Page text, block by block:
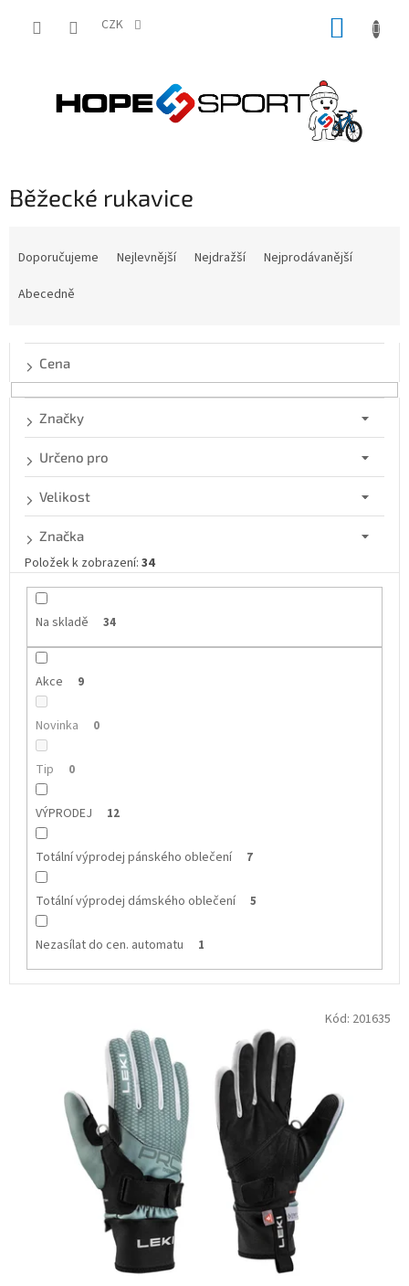
CZK
Běžecké rukavice
o
Doporučujeme Nejlevnější Nejdražší
Nejprodávanější
Abecedně
Cena
Na skladě 34
Akce 9
Novinka 0
Tip 0
VÝPRODEJ 12
Totální výprodej pánského oblečení 7
Totální výprodej dámského oblečení 5
Nezasílat do cen. automatu 1
Značky
Určeno pro
Velikost
Značka
Položek k zobrazení: 34
Kód: 201635